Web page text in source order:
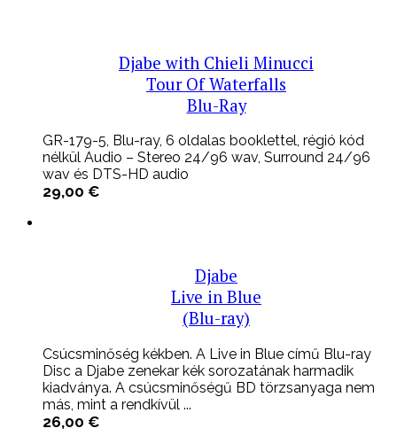
Djabe with Chieli Minucci
Tour Of Waterfalls
Blu-Ray
GR-179-5, Blu-ray, 6 oldalas booklettel, régió kód
nélkül Audio – Stereo 24/96 wav, Surround 24/96
wav és DTS-HD audio
29,00 €
Djabe
Live in Blue
(Blu-ray)
Csúcsminőség kékben. A Live in Blue című Blu-ray
Disc a Djabe zenekar kék sorozatának harmadik
kiadványa. A csúcsminőségű BD törzsanyaga nem
más, mint a rendkívül ...
26,00 €